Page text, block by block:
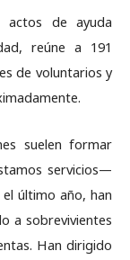
de ayuda
reúne a 191
de voluntarios y
suelen formar
servicios—
último año, han
a sobrevivientes
Han dirigido